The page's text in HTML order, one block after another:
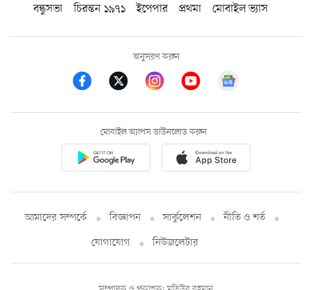
বন্ধুসভা
চিরন্তন ১৯৭১ ইপেপার প্রথমা মোবাইল ভ্যাস
অনুসরণ করুন
মোবাইল অ্যাপস ডাউনলোড করুন
আমাদের সম্পর্কে বিজ্ঞাপন সার্কুলেশন
নীতি ও শর্ত
যোগাযোগ
নিউজলেটার